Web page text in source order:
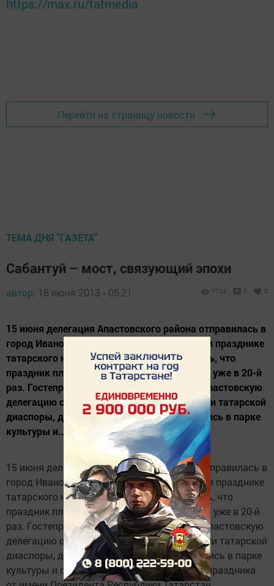
https://max.ru/tatmedia
Перейти на страницу новости
ТЕМА ДНЯ "ГАЗЕТА"
Сабантуй – мост, связующий эпохи
автор, 18 июня 2013 - 05:21 1724 0 0
15 июня делегация Апастовского района отправилась в
город Иваново для участия в национальном празднике
татарского народа - Сабантуй. Надо сказать, что
праздник плуга проводится в городе невест уже в 20-й
раз. Гостеприимные ивановцы встретили апастовскую
делегацию с хлебом и солью. Представители татарской
диаспоры, других национальностей собрались в парке
культуры и...
15 июня делегация Апастовского района отправилась в
город Иваново для участия в национальном празднике
татарского народа - Сабантуй. Надо сказать, что
праздник плуга проводится в городе невест уже в 20-й
раз. Гостеприимные ивановцы встретили апастовскую
делегацию с хлебом и солью. Представители татарской
диаспоры, других национальностей собрались в парке
культуры и отдыха В. Я. Степанова. Гостей праздника